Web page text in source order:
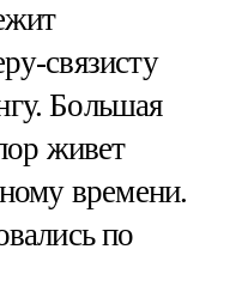
связисту
Большая
живет
времени.
по